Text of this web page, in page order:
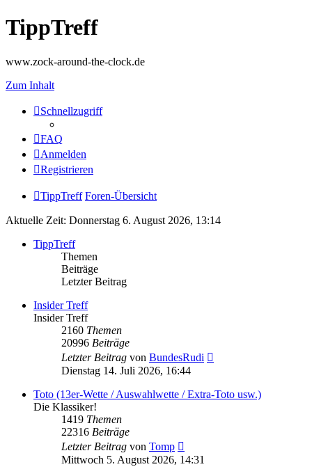
TippTreff
www.zock-around-the-clock.de
Zum Inhalt
Schnellzugriff
FAQ
Anmelden
Registrieren
TippTreff Foren-Übersicht
Aktuelle Zeit: Donnerstag 6. August 2026, 13:14
TippTreff
Themen
Beiträge
Letzter Beitrag
Insider Treff
Insider Treff
2160 Themen
20996 Beiträge
Letzter Beitrag von BundesRudi
Dienstag 14. Juli 2026, 16:44
Toto (13er-Wette / Auswahlwette / Extra-Toto usw.)
Die Klassiker!
1419 Themen
22316 Beiträge
Letzter Beitrag von Tomp
Beitrag
Mittwoch 5. August 2026, 14:31